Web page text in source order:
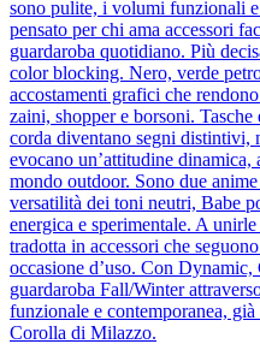
sono pulite, i volumi funzionali
pensato per chi ama accessori
guardaroba quotidiano. Più
color blocking. Nero, verde
accostamenti grafici che
zaini, shopper e borsoni.
corda diventano segni distintivi,
evocano un’attitudine dinamica,
mondo outdoor. Sono due
versatilità dei toni neutri, Babe
energica e sperimentale. A
tradotta in accessori che
occasione d’uso. Con
guardaroba Fall/Winter
funzionale e contemporanea,
Corolla di Milazzo.